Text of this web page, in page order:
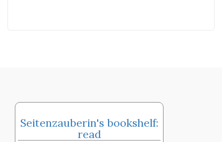
Seitenzauberin's bookshelf:
read